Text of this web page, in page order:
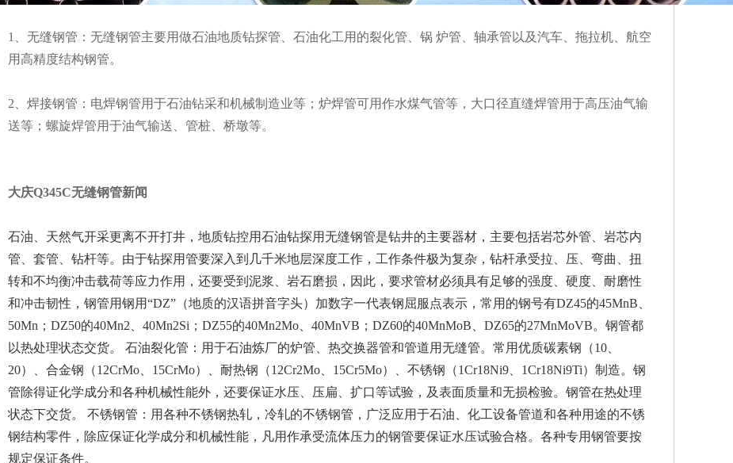
1、无缝钢管：无缝钢管主要用做石油地质钻探管、石油化工用的裂化管、锅 炉管、轴承管以及汽车、拖拉机、航空
用高精度结构钢管。
2、焊接钢管：电焊钢管用于石油钻采和机械制造业等；炉焊管可用作水煤气管等，大口径直缝焊管用于高压油气输
送等；螺旋焊管用于油气输送、管桩、桥墩等。
大庆Q345C无缝钢管新闻
石油、天然气开采更离不开打井，地质钻控用石油钻探用无缝钢管是钻井的主要器材，主要包括岩芯外管、岩芯内
管、套管、钻杆等。由于钻探用管要深入到几千米地层深度工作，工作条件极为复杂，钻杆承受拉、压、弯曲、扭
转和不均衡冲击载荷等应力作用，还要受到泥浆、岩石磨损，因此，要求管材必须具有足够的强度、硬度、耐磨性
和冲击韧性，钢管用钢用“DZ”（地质的汉语拼音字头）加数字一代表钢屈服点表示，常用的钢号有DZ45的45MnB、
50Mn；DZ50的40Mn2、40Mn2Si；DZ55的40Mn2Mo、40MnVB；DZ60的40MnMoB、DZ65的27MnMoVB。钢管都
以热处理状态交货。 石油裂化管：用于石油炼厂的炉管、热交换器管和管道用无缝管。常用优质碳素钢（10、
20）、合金钢（12CrMo、15CrMo）、耐热钢（12Cr2Mo、15Cr5Mo）、不锈钢（1Cr18Ni9、1Cr18Ni9Ti）制造。钢
管除得证化学成分和各种机械性能外，还要保证水压、压扁、扩口等试验，及表面质量和无损检验。钢管在热处理
状态下交货。 不锈钢管：用各种不锈钢热轧，冷轧的不锈钢管，广泛应用于石油、化工设备管道和各种用途的不锈
钢结构零件，除应保证化学成分和机械性能，凡用作承受流体压力的钢管要保证水压试验合格。各种专用钢管要按
规定保证条件。